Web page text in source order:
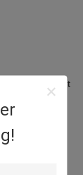
waarborgt